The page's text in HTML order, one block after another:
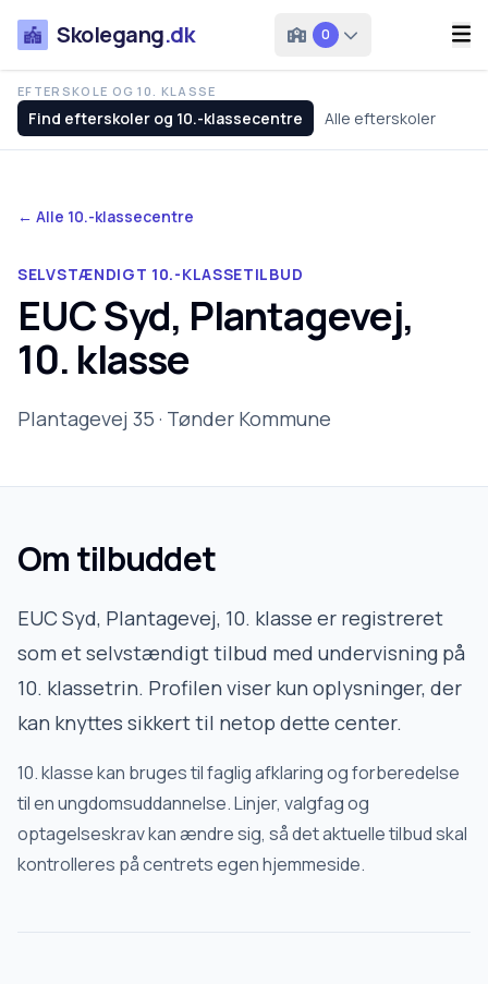
Skolegang.dk 0
EFTERSKOLE OG 10. KLASSE
Find efterskoler og 10.-klassecentre Alle efterskoler
← Alle 10.-klassecentre
SELVSTÆNDIGT 10.-KLASSETILBUD
EUC Syd, Plantagevej,
10. klasse
Plantagevej 35 · Tønder Kommune
Om tilbuddet
EUC Syd, Plantagevej, 10. klasse er registreret
som et selvstændigt tilbud med undervisning på
10. klassetrin. Profilen viser kun oplysninger, der
kan knyttes sikkert til netop dette center.
10. klasse kan bruges til faglig afklaring og forberedelse
til en ungdomsuddannelse. Linjer, valgfag og
optagelseskrav kan ændre sig, så det aktuelle tilbud skal
kontrolleres på centrets egen hjemmeside.